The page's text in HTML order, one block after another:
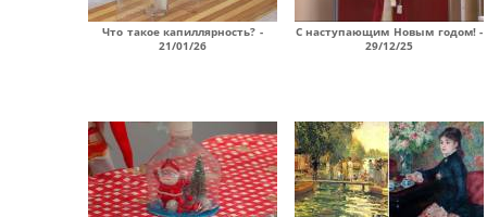
Что такое капиллярность? -
21/01/26
С наступающим Новым годом! -
29/12/25